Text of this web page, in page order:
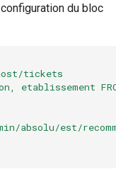
du bloc
tickets
etablissement
absolu/est/